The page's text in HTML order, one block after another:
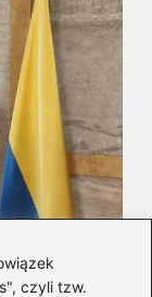
czyli tzw.